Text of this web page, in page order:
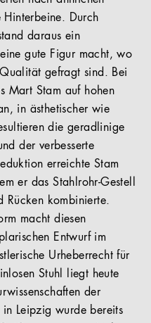
Hinterbeine. Durch
daraus ein
gute Figur macht, wo
gefragt sind. Bei
Mart Stam auf hohen
in ästhetischer wie
die geradlinige
der verbesserte
erreichte Stam
er das Stahlrohr-Gestell
Rücken kombinierte.
macht diesen
Entwurf im
Urheberrecht für
Stuhl liegt heute
der
Leipzig wurde bereits